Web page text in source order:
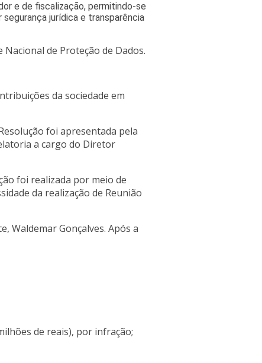
e de fiscalização, permitindo-se
jurídica e transparência
de Proteção de Dados.
da sociedade em
foi apresentada pela
a cargo do Diretor
foi realizada por meio de
da realização de Reunião
Waldemar Gonçalves. Após a
de reais), por infração;